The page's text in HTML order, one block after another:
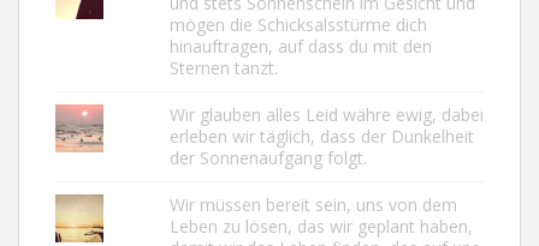
mögen die Schicksalsstürme dich
hinauftragen, auf dass du mit den
Sternen tanzt.
Wir glauben alles Leid währe ewig, dabei
erleben wir täglich, dass der Dunkelheit
der Sonnenaufgang folgt.
Wir müssen bereit sein, uns von dem
Leben zu lösen, das wir geplant haben,